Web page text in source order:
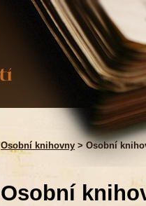
Osobní knihovny > Osobní
Osobní